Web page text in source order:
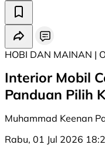
HOBI DAN MAINAN |
Interior Mobil
Panduan Pilih
Muhammad Keenan
Rabu, 01 Jul 2026